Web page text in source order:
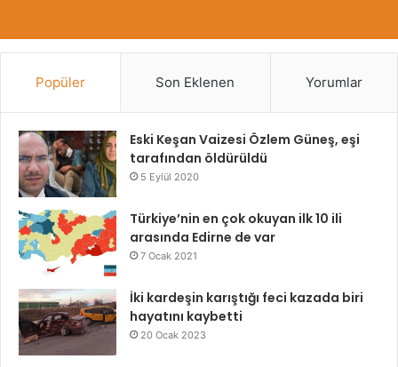
Popüler Son Eklenen Yorumlar
Eski Keşan Vaizesi Özlem Güneş, eşi
tarafından öldürüldü
5 Eylül 2020
Türkiye’nin en çok okuyan ilk 10 ili
arasında Edirne de var
7 Ocak 2021
İki kardeşin karıştığı feci kazada biri
hayatını kaybetti
20 Ocak 2023